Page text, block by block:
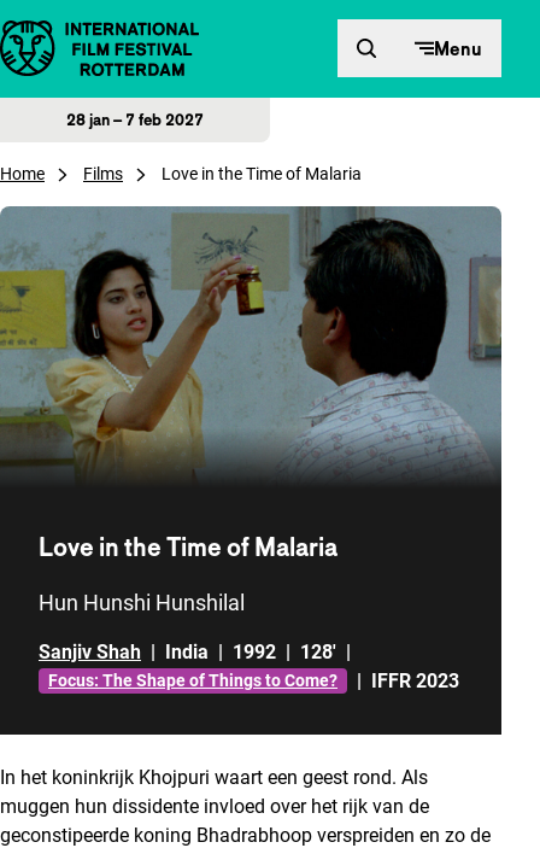
Direct naar inhoud Menu
28 jan – 7 feb 2027
Home Films Love in the Time of Malaria
Love in the Time of Malaria
Hun Hunshi Hunshilal
Sanjiv Shah | India | 1992 | 128' |
Focus: The Shape of Things to Come? | IFFR 2023
In het koninkrijk Khojpuri waart een geest rond. Als
muggen hun dissidente invloed over het rijk van de
geconstipeerde koning Bhadrabhoop verspreiden en zo de